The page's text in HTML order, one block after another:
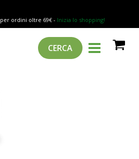
per ordini oltre 69€ - Inizia lo shopping!
CERCA
MAIN
MENU